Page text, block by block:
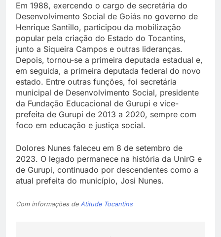
Em 1988, exercendo o cargo de secretária do
Desenvolvimento Social de Goiás no governo de
Henrique Santillo, participou da mobilização
popular pela criação do Estado do Tocantins,
junto a Siqueira Campos e outras lideranças.
Depois, tornou-se a primeira deputada estadual e,
em seguida, a primeira deputada federal do novo
estado. Entre outras funções, foi secretária
municipal de Desenvolvimento Social, presidente
da Fundação Educacional de Gurupi e vice-
prefeita de Gurupi de 2013 a 2020, sempre com
foco em educação e justiça social.
Dolores Nunes faleceu em 8 de setembro de
2023. O legado permanece na história da UnirG e
de Gurupi, continuado por descendentes como a
atual prefeita do município, Josi Nunes.
Com informações de Atitude Tocantins